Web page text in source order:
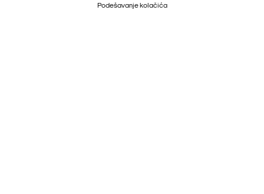
Podešavanje kolačića